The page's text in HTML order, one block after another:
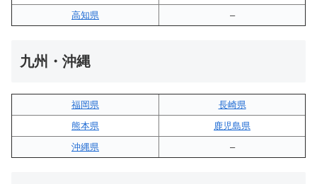
高知県
–
九州・沖縄
福岡県
長崎県
熊本県
鹿児島県
沖縄県
–